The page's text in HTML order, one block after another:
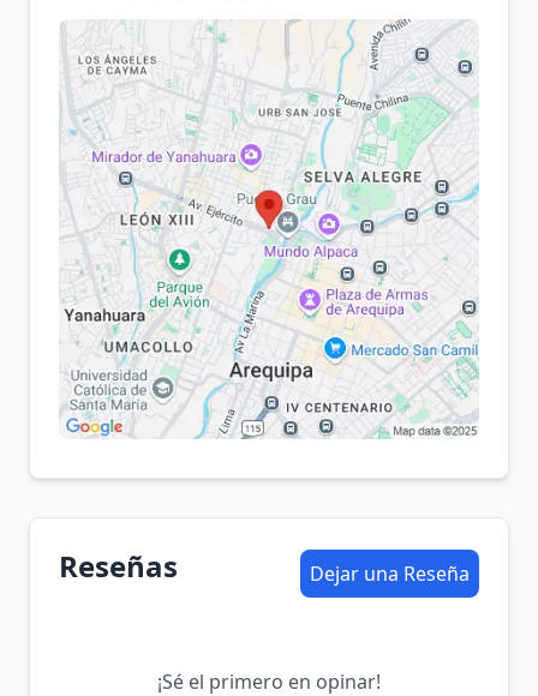
Reseñas Dejar una Reseña
¡Sé el primero en opinar!